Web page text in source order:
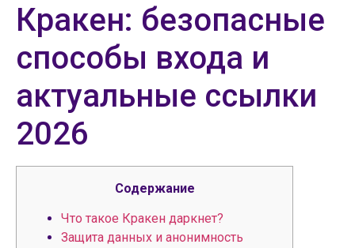
Кракен: безопасные
способы входа и
актуальные ссылки
2026
Содержание
Что такое Кракен даркнет?
Защита данных и анонимность